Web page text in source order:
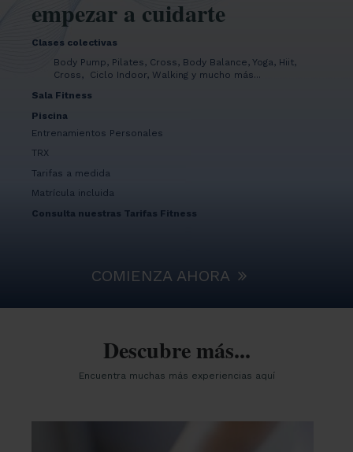
empezar a cuidarte
Clases colectivas
Body Pump, Pilates, Cross, Body Balance, Yoga, Hiit,
Cross, Ciclo Indoor, Walking y mucho más...
Sala Fitness
Piscina
Entrenamientos Personales
TRX
Tarifas a medida
Matrícula incluida
Consulta nuestras Tarifas Fitness
COMIENZA AHORA
Descubre más...
Encuentra muchas más experiencias aquí